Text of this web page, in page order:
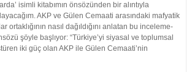
isimli kitabımın önsözünden bir alıntıyla
AKP ve Gülen Cemaati arasındaki mafyatik
ortaklığının nasıl dağıldığını anlatan bu inceleme-
şöyle başlıyor: “Türkiye’yi siyasal ve toplumsal
iki güç olan AKP ile Gülen Cemaati’nin